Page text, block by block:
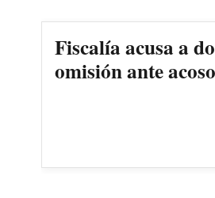
Fiscalía acusa a
omisión ante